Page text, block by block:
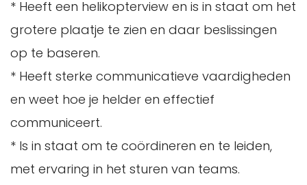
* Heeft een helikopterview en is in staat om het
grotere plaatje te zien en daar beslissingen
op te baseren.
* Heeft sterke communicatieve vaardigheden
en weet hoe je helder en effectief
communiceert.
* Is in staat om te coördineren en te leiden,
met ervaring in het sturen van teams.